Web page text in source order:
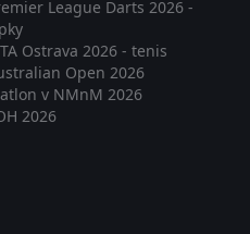
League Darts 2026 -
Ostrava 2026 - tenis
Open 2026
v NMnM 2026
2026